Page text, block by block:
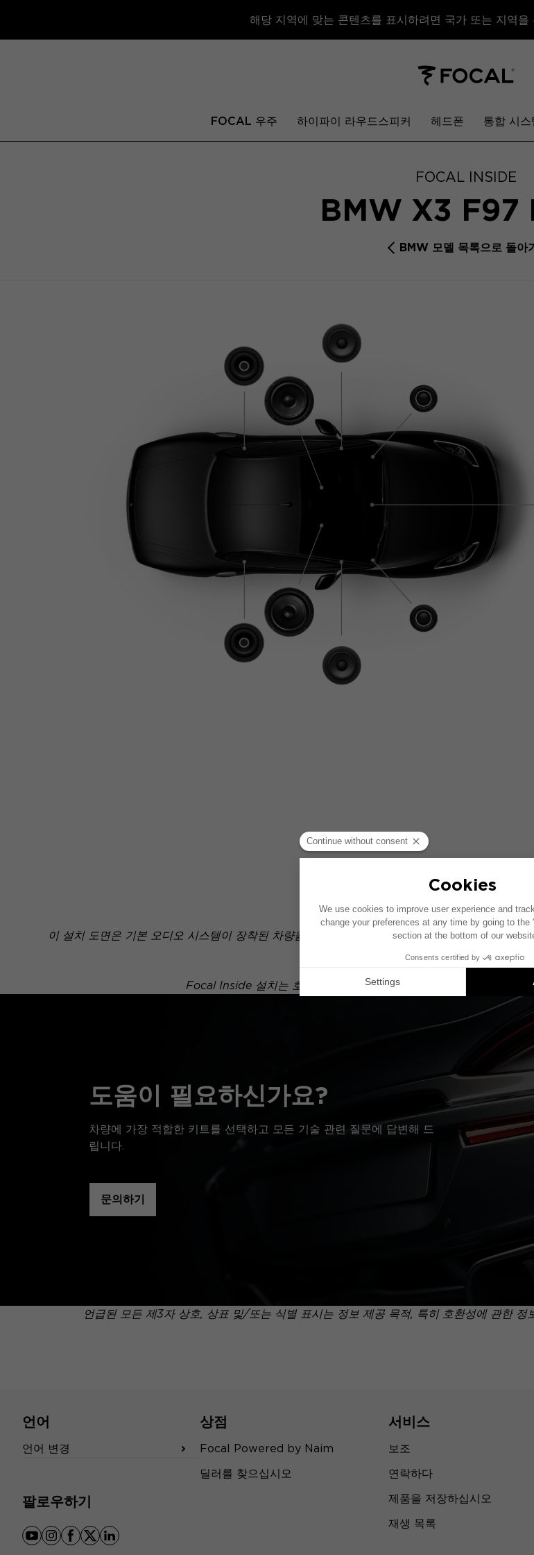
해당 지역에 맞는 콘텐츠를 표시하려면 국가 또는 지역을
FOCAL 우주 하이파이 라우드스피커 헤드폰 통합 시스
FOCAL INSIDE
BMW X3 F97
BMW 모델 목록으로 돌아
이 설치 도면은 기본 오디오 시스템이 장착된 차량을 기준으로 제작되었습니다. 차량에 특정 하
질 수 있습니다.
Focal Inside 설치는 호환 가능한 제품에 대한 제안입니다: 각 구성 요
도움이 필요하신가요?
차량에 가장 적합한 키트를 선택하고 모든 기술 관련 질문에 답변해 드
립니다.
문의하기
언급된 모든 제3자 상호, 상표 및/또는 식별 표시는 정보 제공 목적, 특히 호환성에 관한
언어
언어 변경
팔로우하기
youtube
instagram
facebook
x linkedin
상점
Focal Powered by Naim
딜러를 찾으십시오
서비스
보조
연락하다
제품을 저장하십시오
재생 목록